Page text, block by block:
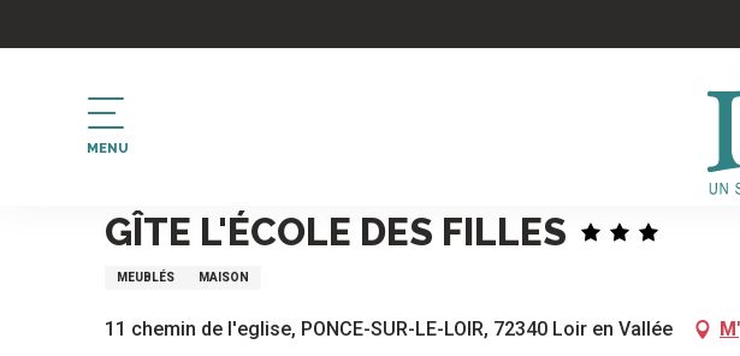
au
MENU
Accueil
GÎTE L'ÉCOLE DES FILLES
MEUBLÉS MAISON
11 chemin de l'eglise, PONCE-SUR-LE-LOIR, 72340 Loir en Vallée